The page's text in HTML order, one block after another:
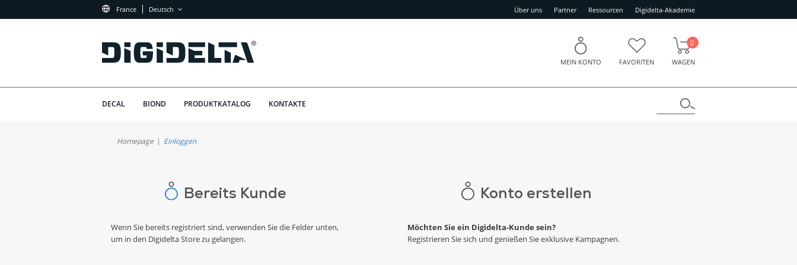
France Deutsch Über uns Partner Ressourcen Digidelta-Akademie
MEIN KONTO FAVORITEN WAGEN
0
DECAL BIOND PRODUKTKATALOG KONTAKTE
Homepage Einloggen
Bereits Kunde
Wenn Sie bereits registriert sind, verwenden Sie die Felder unten,
um in den Digidelta Store zu gelangen.
Konto erstellen
Möchten Sie ein Digidelta-Kunde sein?
Registrieren Sie sich und genießen Sie exklusive Kampagnen.